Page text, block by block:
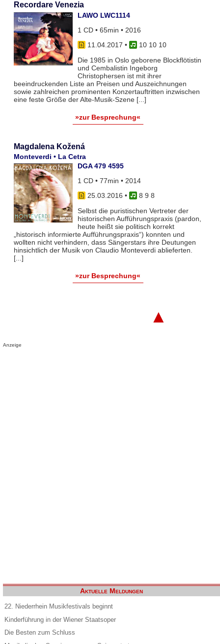
Recordare Venezia
LAWO LWC1114
1 CD • 65min • 2016
11.04.2017 •
10 10 10
Die 1985 in Oslo geborene Blockflötistin
und Cembalistin Ingeborg
Christophersen ist mit ihrer
beeindruckenden Liste an Preisen und Auszeichnungen
sowie zahlreichen prominenten Konzertauftritten inzwischen
eine feste Größe der Alte-Musik-Szene [...]
»zur Besprechung«
Magdalena Kožená
Monteverdi • La Cetra
DGA 479 4595
1 CD • 77min • 2014
25.03.2016 •
8 9 8
Selbst die puristischen Vertreter der
historischen Aufführungspraxis (pardon,
heute heißt sie politisch korrekt
„historisch informierte Aufführungspraxis“) konnten und
wollten nicht verhindern, dass Sängerstars ihre Deutungen
hinsichtlich der Musik von Claudio Monteverdi ablieferten.
[...]
»zur Besprechung«
▲
Anzeige
Aktuelle Meldungen
22. Niederrhein Musikfestivals beginnt
Kinderführung in der Wiener Staatsoper
Die Besten zum Schluss